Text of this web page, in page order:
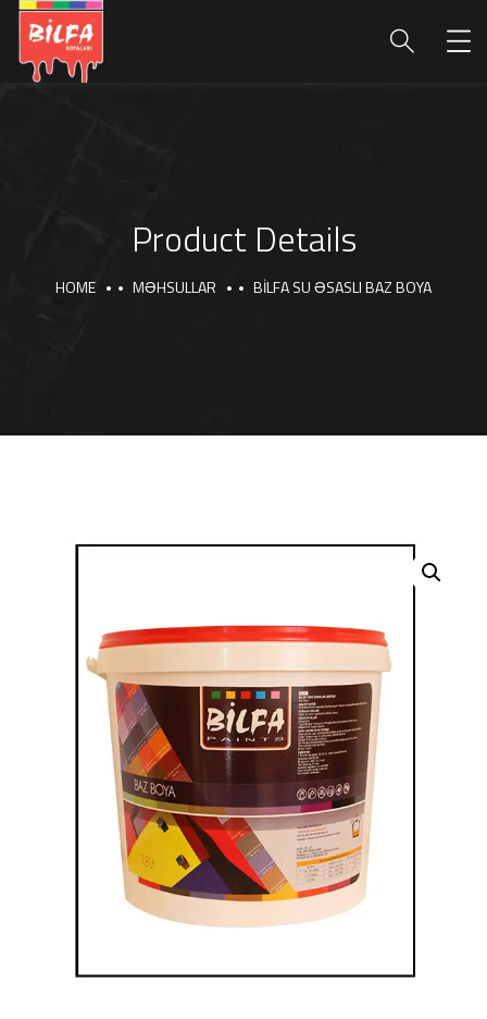
Product Details
HOME MƏHSULLAR BİLFA SU ƏSASLI BAZ BOYA